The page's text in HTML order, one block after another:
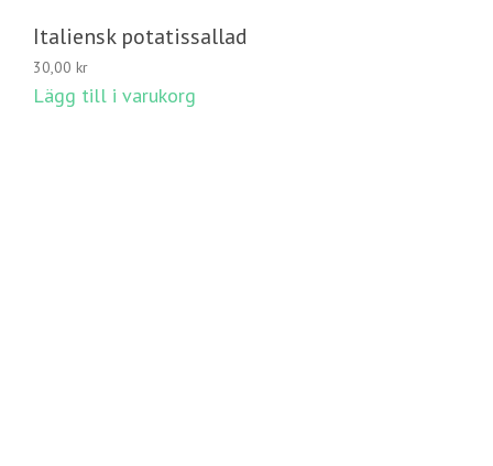
Italiensk potatissallad
30,00 kr
Lägg till i varukorg